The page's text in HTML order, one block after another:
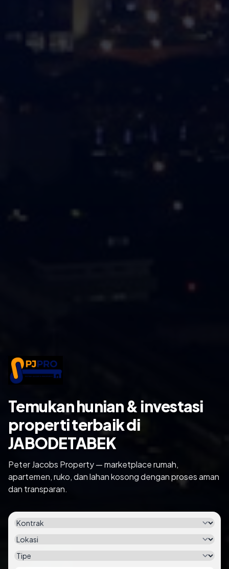
Temukan hunian & investasi
properti terbaik di
JABODETABEK
Peter Jacobs Property — marketplace rumah,
apartemen, ruko, dan lahan kosong dengan proses aman
dan transparan.